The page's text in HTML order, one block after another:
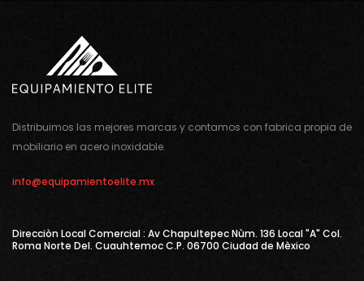
Distribuimos las mejores marcas y contamos con fabrica propia de
mobiliario en acero inoxidable.
info@equipamientoelite.mx
Direcciòn Local Comercial : Av Chapultepec Nùm. 136 Local "A" Col.
Roma Norte Del. Cuauhtemoc C.P. 06700 Ciudad de Mèxico